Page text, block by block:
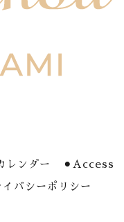
レンダー ⚫︎Access
イバシーポリシー